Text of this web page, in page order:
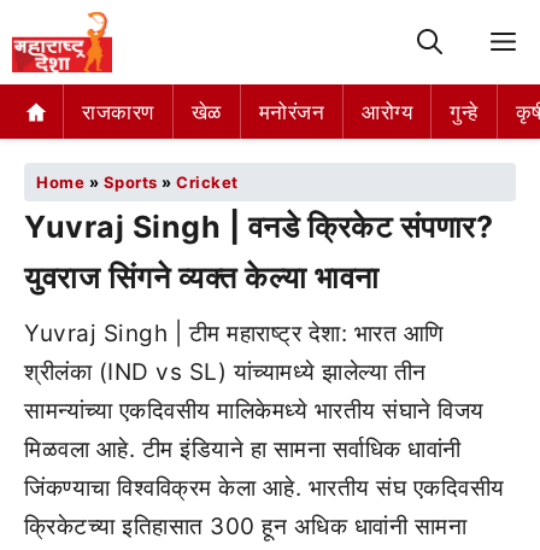
राजकारण खेळ मनोरंजन आरोग्य गुन्हे
Home » Sports » Cricket
Yuvraj Singh | वनडे क्रिकेट संपणार?
युवराज सिंगने व्यक्त केल्या भावना
Yuvraj Singh | टीम महाराष्ट्र देशा: भारत आणि
श्रीलंका (IND vs SL) यांच्यामध्ये झालेल्या तीन
सामन्यांच्या एकदिवसीय मालिकेमध्ये भारतीय संघाने विजय
मिळवला आहे. टीम इंडियाने हा सामना सर्वाधिक धावांनी
जिंकण्याचा विश्वविक्रम केला आहे. भारतीय संघ एकदिवसीय
क्रिकेटच्या इतिहासात 300 हून अधिक धावांनी सामना